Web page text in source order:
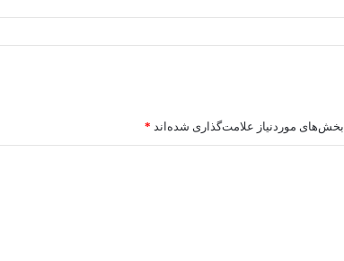
بخش‌های موردنیاز علامت‌گذاری شده‌اند *